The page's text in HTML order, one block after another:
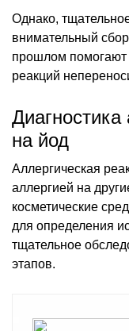
Однако,
внимательный
прошлом помогают
реакций
Диагностика
на йод
Аллергическая
аллергией на
косметические
для определения
тщательное
этапов.